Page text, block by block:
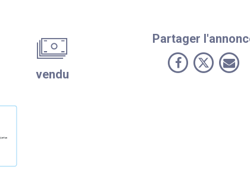
vendu
Partager